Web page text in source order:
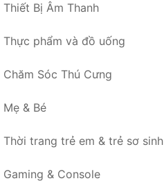
Thiết Bị Âm Thanh
Thực phẩm và đồ uống
Chăm Sóc Thú Cưng
Mẹ & Bé
Thời trang trẻ em & trẻ sơ sinh
Gaming & Console